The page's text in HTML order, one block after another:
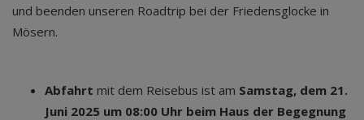
und beenden unseren Roadtrip bei der Friedensglocke in
Mösern.
Abfahrt mit dem Reisebus ist am Samstag, dem 21.
Juni 2025 um 08:00 Uhr beim Haus der Begegnung